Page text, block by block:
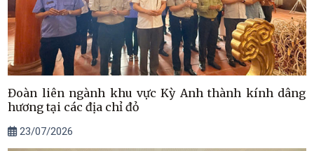
Đoàn liên ngành khu vực Kỳ Anh thành kính dâng
hương tại các địa chỉ đỏ
23/07/2026